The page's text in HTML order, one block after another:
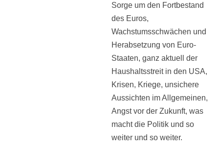
Sorge um den Fortbestand
des Euros,
Wachstumsschwächen und
Herabsetzung von Euro-
Staaten, ganz aktuell der
Haushaltsstreit in den USA,
Krisen, Kriege, unsichere
Aussichten im Allgemeinen,
Angst vor der Zukunft, was
macht die Politik und so
weiter und so weiter.